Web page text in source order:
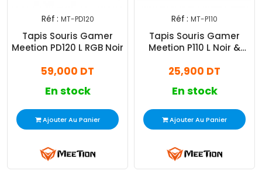
Réf : MT-PD120
Tapis Souris Gamer
Meetion PD120 L RGB Noir
59,000 DT
En stock
Ajouter Au Panier
Web !
Réf : MT-P110
Tapis Souris Gamer
Meetion P110 L Noir &
25,900 DT
En stock
Ajouter Au Panier